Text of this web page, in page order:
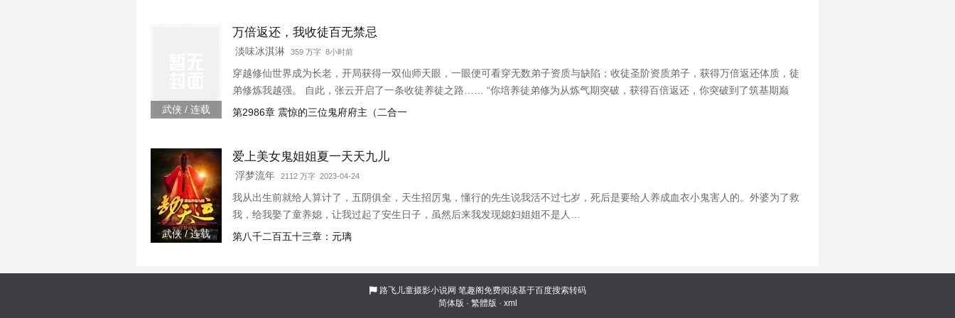
武侠 / 连载
万倍返还，我收徒百无禁忌
淡味冰淇淋 359 万字 8小时前
穿越修仙世界成为长老，开局获得一双仙师天眼，一眼便可看穿无数弟子资质与缺陷；收徒圣阶资质弟子，获得万倍返还体质，徒
弟修炼我越强。 自此，张云开启了一条收徒养徒之路…… “你培养徒弟修为从炼气期突破，获得百倍返还，你突破到了筑基期巅
峰！” “你培养徒弟修为从筑基期突破，获得千倍返还，你突破到了金丹期巅峰！” “你培养徒弟修为从金丹期突破，获得万倍返还，
第2986章 震惊的三位鬼府府主（二合一
武侠 / 连载
爱上美女鬼姐姐夏一天天九儿
浮梦流年 2112 万字 2023-04-24
我从出生前就给人算计了，五阴俱全，天生招厉鬼，懂行的先生说我活不过七岁，死后是要给人养成血衣小鬼害人的。外婆为了救
我，给我娶了童养媳，让我过起了安生日子，虽然后来我发现媳妇姐姐不是人…
第八千二百五十三章：元璃
路飞儿童摄影小说网 笔趣阁免费阅读基于百度搜索转码
简体版 · 繁體版 · xml